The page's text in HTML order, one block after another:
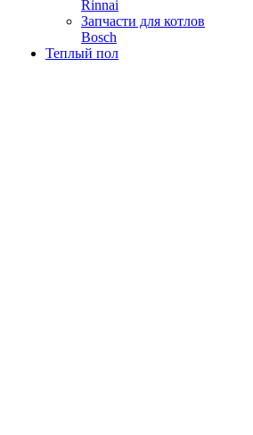
Rinnai
Запчасти для котлов
Bosch
Теплый пол